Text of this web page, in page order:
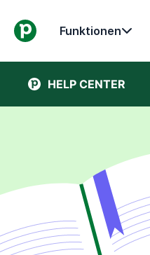
Funktionen
HELP CENTER